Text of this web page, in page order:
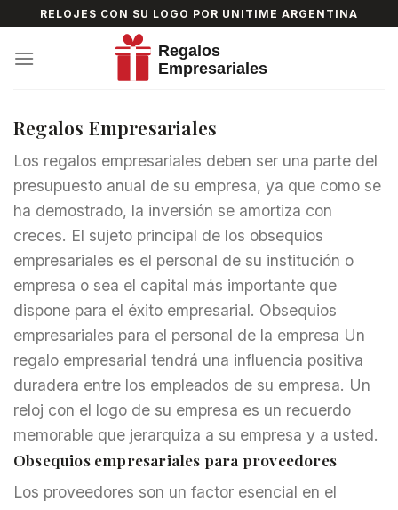
to
content
RELOJES CON SU LOGO POR UNITIME ARGENTINA
Regalos Empresariales
Los regalos empresariales deben ser una parte del
presupuesto anual de su empresa, ya que como se
ha demostrado, la inversión se amortiza con
creces. El sujeto principal de los obsequios
empresariales es el personal de su institución o
empresa o sea el capital más importante que
dispone para el éxito empresarial. Obsequios
empresariales para el personal de la empresa Un
regalo empresarial tendrá una influencia positiva
duradera entre los empleados de su empresa. Un
reloj con el logo de su empresa es un recuerdo
memorable que jerarquiza a su empresa y a usted.
Obsequios empresariales para proveedores
Los proveedores son un factor esencial en el